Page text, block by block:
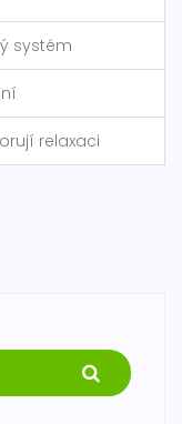
systém
relaxaci